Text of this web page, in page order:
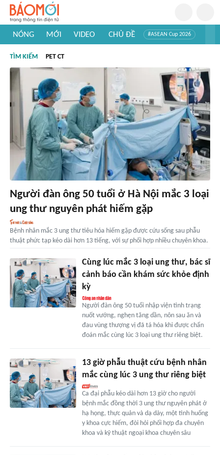
NÓNG MỚI VIDEO CHỦ ĐỀ #ASEAN Cup 2026
#Khám phá thế giới
TÌM KIẾM PET CT
Người đàn ông 50 tuổi ở Hà Nội mắc 3 loại
ung thư nguyên phát hiếm gặp
Bệnh nhân mắc 3 ung thư tiêu hóa hiếm gặp được cứu sống sau phẫu
thuật phức tạp kéo dài hơn 13 tiếng, với sự phối hợp nhiều chuyên khoa.
Cùng lúc mắc 3 loại ung thư, bác sĩ
cảnh báo cần khám sức khỏe định
kỳ
Người đàn ông 50 tuổi nhập viện tình trạng
nuốt vướng, nghẹn tăng dần, nôn sau ăn và
đau vùng thượng vị đã tá hóa khi được chẩn
đoán mắc cùng lúc 3 loại ung thư riêng biệt.
13 giờ phẫu thuật cứu bệnh nhân
mắc cùng lúc 3 ung thư riêng biệt
Ca đại phẫu kéo dài hơn 13 giờ cho người
bệnh mắc đồng thời 3 ung thư nguyên phát ở
hạ họng, thực quản và dạ dày, một tình huống
y khoa cực hiếm, đòi hỏi phối hợp đa chuyên
khoa và kỹ thuật ngoại khoa chuyên sâu